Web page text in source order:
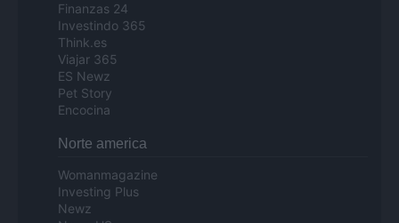
Finanzas 24
Investindo 365
Think.es
Viajar 365
ES Newz
Pet Story
Encocina
Norte america
Womanmagazine
Investing Plus
Newz